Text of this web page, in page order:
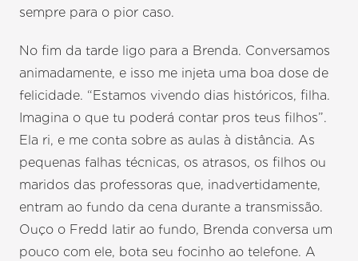
sempre para o pior caso.
No fim da tarde ligo para a Brenda. Conversamos
animadamente, e isso me injeta uma boa dose de
felicidade. “Estamos vivendo dias históricos, filha.
Imagina o que tu poderá contar pros teus filhos”.
Ela ri, e me conta sobre as aulas à distância. As
pequenas falhas técnicas, os atrasos, os filhos ou
maridos das professoras que, inadvertidamente,
entram ao fundo da cena durante a transmissão.
Ouço o Fredd latir ao fundo, Brenda conversa um
pouco com ele, bota seu focinho ao telefone. A